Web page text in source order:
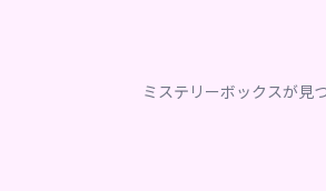
ミステリーボックスが見